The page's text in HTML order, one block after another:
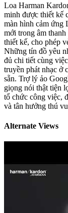
Loa Harman
minh được thiết kế
màn hình cảm ứng
mới trong âm
thiết kế, cho phép
Những tín đồ yêu
đủ chi tiết cùng
truyền phát nhạc ở
sẵn. Trợ lý ảo
giọng nói thật tiện
tổ chức công việc,
và tân hưởng thú
Alternate Views